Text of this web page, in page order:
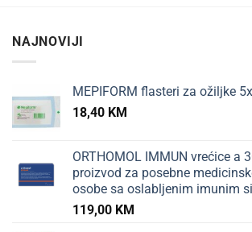
NAJNOVIJI
MEPIFORM flasteri za ožiljke
18,40 KM
ORTHOMOL IMMUN vrećice a
proizvod za posebne
osobe sa oslabljenim imunim
119,00 KM